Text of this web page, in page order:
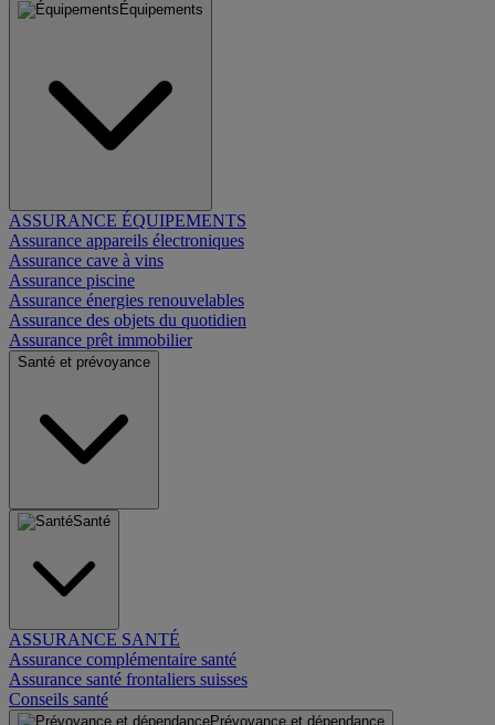
Équipements
ASSURANCE ÉQUIPEMENTS
Assurance appareils électroniques
Assurance cave à vins
Assurance piscine
Assurance énergies renouvelables
Assurance des objets du quotidien
Assurance prêt immobilier
Santé et prévoyance
Santé
ASSURANCE SANTÉ
Assurance complémentaire santé
Assurance santé frontaliers suisses
Conseils santé
Prévoyance et dépendance